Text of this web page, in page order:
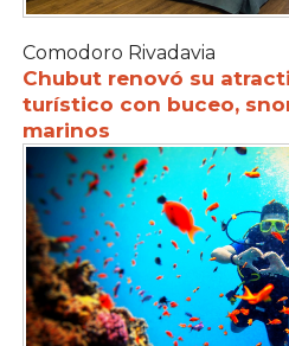
Comodoro Rivadavia
Chubut renovó su
turístico con buceo,
marinos